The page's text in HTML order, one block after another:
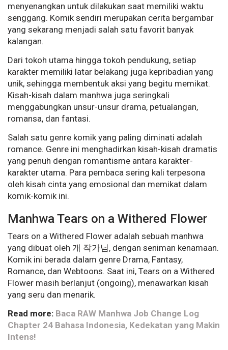
menyenangkan untuk dilakukan saat memiliki waktu
senggang. Komik sendiri merupakan cerita bergambar
yang sekarang menjadi salah satu favorit banyak
kalangan.
Dari tokoh utama hingga tokoh pendukung, setiap
karakter memiliki latar belakang juga kepribadian yang
unik, sehingga membentuk aksi yang begitu memikat.
Kisah-kisah dalam manhwa juga seringkali
menggabungkan unsur-unsur drama, petualangan,
romansa, dan fantasi.
Salah satu genre komik yang paling diminati adalah
romance. Genre ini menghadirkan kisah-kisah dramatis
yang penuh dengan romantisme antara karakter-
karakter utama. Para pembaca sering kali terpesona
oleh kisah cinta yang emosional dan memikat dalam
komik-komik ini.
Manhwa Tears on a Withered Flower
Tears on a Withered Flower adalah sebuah manhwa
yang dibuat oleh 개 작가님, dengan seniman kenamaan.
Komik ini berada dalam genre Drama, Fantasy,
Romance, dan Webtoons. Saat ini, Tears on a Withered
Flower masih berlanjut (ongoing), menawarkan kisah
yang seru dan menarik.
Read more: Baca RAW Manhwa Job Change Log
Chapter 24 Bahasa Indonesia, Kedekatan yang Makin
Intens!